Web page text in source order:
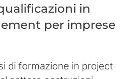
in
per imprese
di formazione in project